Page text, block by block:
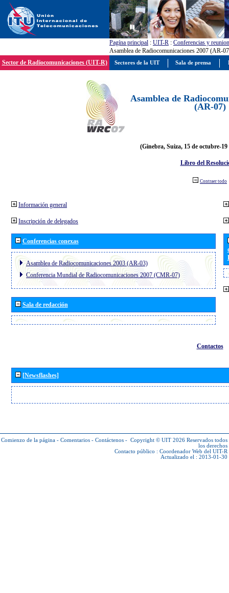
Pagína principal : UIT-R : Conferencias y
Asamblea de Radiocomunicaciones 2007 (AR-
Sector de Radiocomunicaciones (UIT-R)
Asamblea de
(AR-07)
(Ginebra, Suiza, 15 de octubre-19
Libro del
Contraer todo
Información general
Inscripción de delegados
Conferencias conexas
Asamblea de Radiocomunicaciones 2003 (AR-03)
Conferencia Mundial de Radiocomunicaciones 2007 (CMR-07)
Sala de redacción
Contactos
[Newsflashes]
Comienzo de la página - Comentarios - Contáctenos - Copyright © UIT 2026 Reservados todos
los derechos
Contacto público : Coordenador Web del UIT-R
Actualizado el : 2013-01-30
Sectores de la UIT Sala de prensa